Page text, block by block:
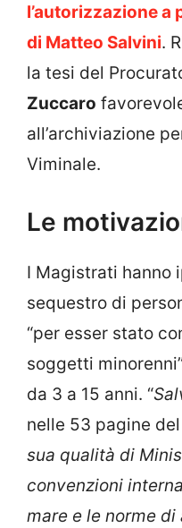
l’autorizzazione
di Matteo Salvini.
la tesi del
Zuccaro
all’archiviazione
Viminale.
Le
I Magistrati hanno
sequestro di
“per esser stato
soggetti
da 3 a 15 anni. “
nelle 53 pagine
sua qualità di
convenzioni
mare e le norme